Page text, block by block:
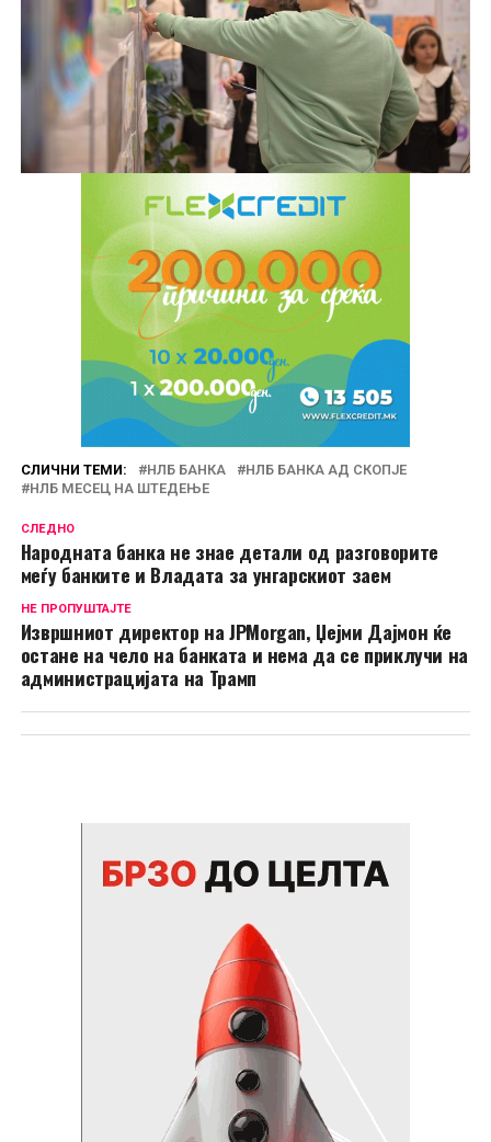
СЛИЧНИ ТЕМИ: НЛБ БАНКА
НЛБ БАНКА АД СКОПЈЕ
НЛБ МЕСЕЦ НА ШТЕДЕЊЕ
СЛЕДНО
Народната банка не знае детали од разговорите
меѓу банките и Владата за унгарскиот заем
НЕ ПРОПУШТАЈТЕ
Извршниот директор на JPMorgan, Џејми Дајмон ќе
остане на чело на банката и нема да се приклучи на
администрацијата на Трамп